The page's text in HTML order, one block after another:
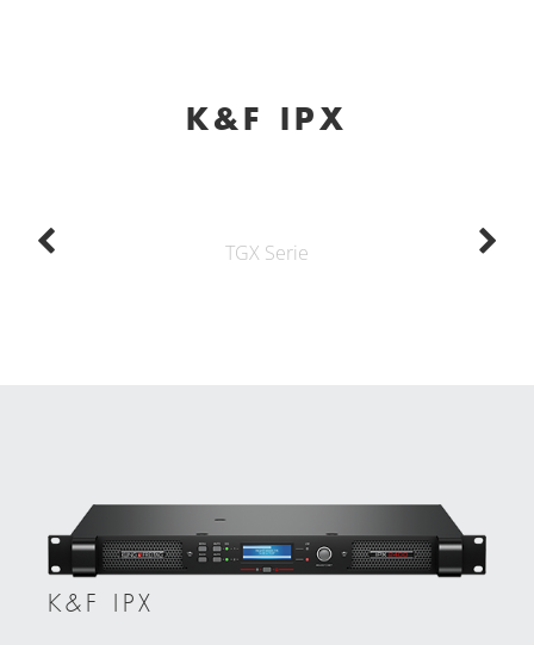
K&F IPX
TGX Serie
K&F IPX